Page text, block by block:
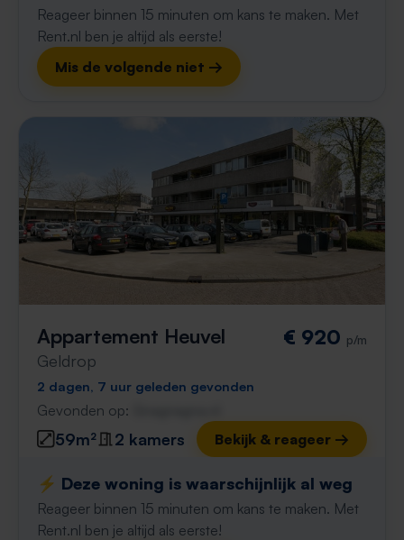
Reageer binnen 15 minuten om kans te maken. Met
Rent.nl ben je altijd als eerste!
Mis de volgende niet →
Appartement Heuvel
Geldrop
€ 920 p/m
2 dagen, 7 uur geleden gevonden
Gevonden op:
59m² 2 kamers Bekijk & reageer →
⚡️ Deze woning is waarschijnlijk al weg
Reageer binnen 15 minuten om kans te maken. Met
Rent.nl ben je altijd als eerste!